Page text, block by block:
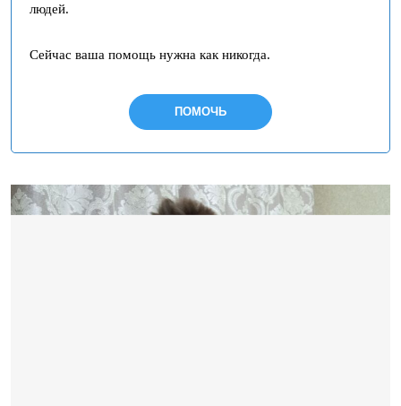
людей.
Сейчас ваша помощь нужна как никогда.
ПОМОЧЬ